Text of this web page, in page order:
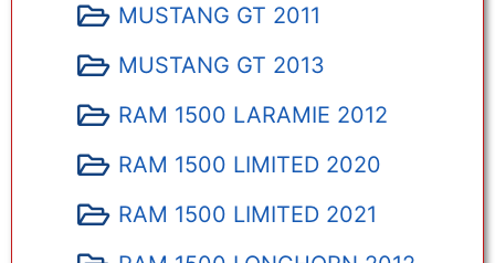
MUSTANG GT 2011
MUSTANG GT 2013
RAM 1500 LARAMIE 2012
RAM 1500 LIMITED 2020
RAM 1500 LIMITED 2021